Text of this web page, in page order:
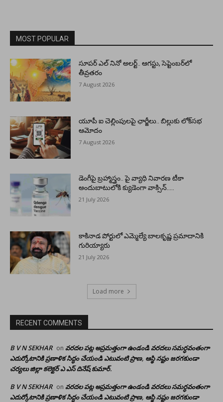
MOST POPULAR
సూపర్ ఎల్ నినో అలర్ట్.. ఆగస్టు, సెప్టెంబర్‌లో
తీవ్రతరం
7 August 2026
యూపీ ఐ చెల్లింపులపై ఛార్జీలు.. బిల్లుకు లోక్‌సభ
ఆమోదం
7 August 2026
డెంగీపై బ్రహ్మాస్త్రం.. పై వ్యాధి నివారణ టీకా
అందుబాటులోకి క్యుడెంగా వాక్సిన్…..
21 July 2026
కాకినాడ పోర్టులో ఎమ్మెల్యే బాలకృష్ణ ప్రమాదానికి
గురియ్యారు
21 July 2026
Load more
RECENT COMMENTS
B V N SEKHAR on వరదల పట్ల అప్రమత్తంగా ఉండండి వరదలు సమర్ధవంతంగా
ఎదుర్కోటానికి ప్రణాళిక సిద్ధం చేయండి ఎటువంటి ప్రాణ, ఆస్థి నష్టం జరగకుండా
చర్యలు జిల్లా కలెక్టర్ ఎ ఎస్ దినేష్ కుమార్.
B V N SEKHAR on వరదల పట్ల అప్రమత్తంగా ఉండండి వరదలు సమర్ధవంతంగా
ఎదుర్కోటానికి ప్రణాళిక సిద్ధం చేయండి ఎటువంటి ప్రాణ, ఆస్థి నష్టం జరగకుండా